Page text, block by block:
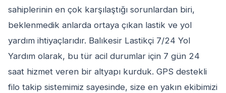
sahiplerinin en çok karşılaştığı sorunlardan biri,
beklenmedik anlarda ortaya çıkan lastik ve yol
yardım ihtiyaçlarıdır. Balıkesir Lastikçi 7/24 Yol
Yardım olarak, bu tür acil durumlar için 7 gün 24
saat hizmet veren bir altyapı kurduk. GPS destekli
filo takip sistemimiz sayesinde, size en yakın ekibimizi